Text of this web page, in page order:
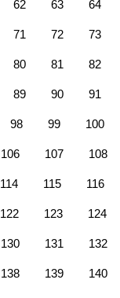
62 63 64
71 72 73
80 81 82
89 90 91
98 99 100
106 107 108
114 115 116
122 123 124
130 131 132
138 139 140